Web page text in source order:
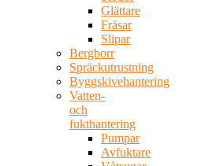
Glättare
Fräsar
Slipar
Bergborr
Spräckutrustning
Byggskivehantering
Vatten-
och
fukthantering
Pumpar
Avfuktare